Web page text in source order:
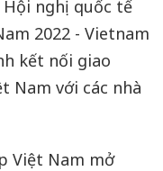
nghị quốc tế
2022 - Vietnam
kết nối giao
Nam với các nhà
Việt Nam mở